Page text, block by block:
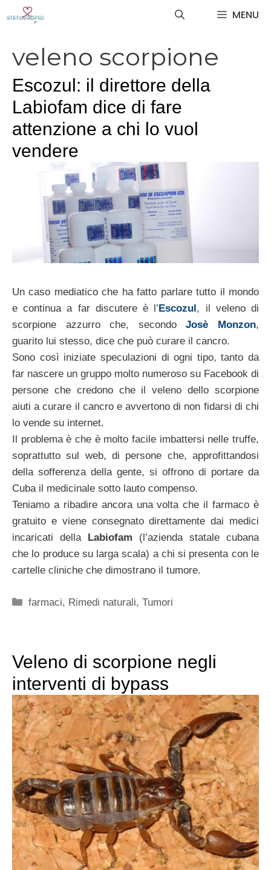
MENU
veleno scorpione
Escozul: il direttore della
Labiofam dice di fare
attenzione a chi lo vuol
vendere
Un caso mediatico che ha fatto parlare tutto il mondo
e continua a far discutere è l’Escozul, il veleno di
scorpione azzurro che, secondoJosè Monzon,
guarito lui stesso, dice che può curare il cancro.
Sono così iniziate speculazioni di ogni tipo, tanto da
far nascere un gruppo molto numeroso su Facebook di
persone che credono che il veleno dello scorpione
aiuti a curare il cancro e avvertono di non fidarsi di chi
lo vende su internet.
Il problema è che è molto facile imbattersi nelle truffe,
soprattutto sul web, di persone che, approfittandosi
della sofferenza della gente, si offrono di portare da
Cuba il medicinale sotto lauto compenso.
Teniamo a ribadire ancora una volta che il farmaco è
gratuito e viene consegnato direttamente dai medici
incaricati della Labiofam (l’azienda statale cubana
che lo produce su larga scala) a chi si presenta con le
cartelle cliniche che dimostrano il tumore.
Categorie
farmaci, Rimedi naturali,Tumori
Veleno di scorpione negli
interventi di bypass